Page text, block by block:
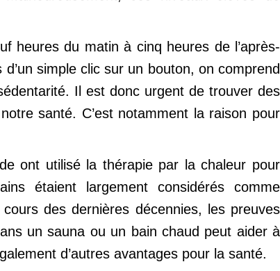
heures du matin à cinq heures de l’après-
simple clic sur un bouton, on comprend
Il est donc urgent de trouver des
santé. C’est notamment la raison pour
ont utilisé la thérapie par la chaleur pour
étaient largement considérés comme
des dernières décennies, les preuves
un sauna ou un bain chaud peut aider à
d’autres avantages pour la santé.